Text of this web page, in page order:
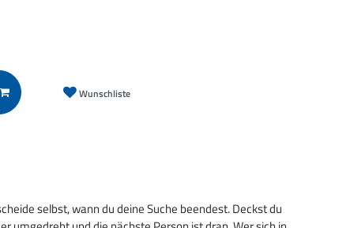
Wunschliste
selbst, wann du deine Suche beendest. Deckst du